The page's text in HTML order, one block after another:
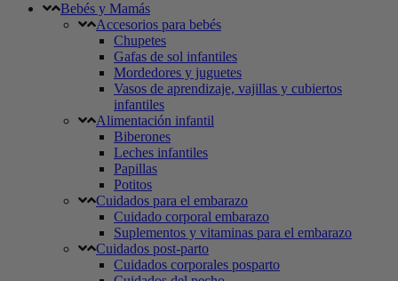
Bebés y Mamás
Accesorios para bebés
Chupetes
Gafas de sol infantiles
Mordedores y juguetes
Vasos de aprendizaje, vajillas y cubiertos
infantiles
Alimentación infantil
Biberones
Leches infantiles
Papillas
Potitos
Cuidados para el embarazo
Cuidado corporal embarazo
Suplementos y vitaminas para el embarazo
Cuidados post-parto
Cuidados corporales posparto